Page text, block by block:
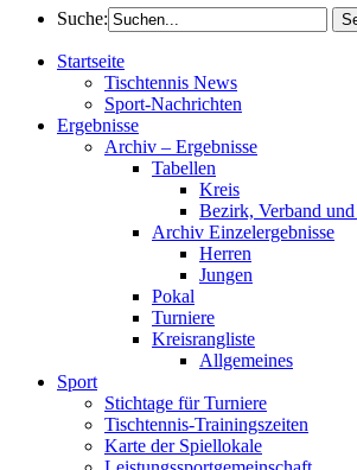
Suche:
Startseite
Tischtennis News
Sport-Nachrichten
Ergebnisse
Archiv – Ergebnisse
Tabellen
Kreis
Bezirk, Verband
Archiv Einzelergebnisse
Herren
Jungen
Pokal
Turniere
Kreisrangliste
Allgemeines
Sport
Stichtage für Turniere
Tischtennis-Trainingszeiten
Karte der Spiellokale